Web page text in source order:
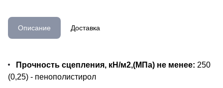
Описание Доставка
Прочность сцепления, кН/м2,(МПа) не менее: 250
(0,25) - пенополистирол